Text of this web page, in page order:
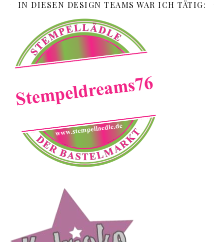
IN DIESEN DESIGN TEAMS WAR ICH TÄTIG: